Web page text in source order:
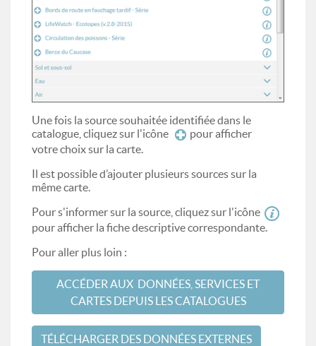
Une fois la source souhaitée identifiée dans le
catalogue, cliquez sur l'icône
pour afficher
votre choix sur la carte.
Il est possible d’ajouter plusieurs sources sur la
même carte.
Pour s'informer sur la source, cliquez sur l'icône
pour afficher la fiche descriptive correspondante.
Pour aller plus loin :
ACCÉDER AUX DONNÉES, SERVICES ET
CARTES DEPUIS LES CATALOGUES
TÉLÉCHARGER DES DONNÉES EXTERNES